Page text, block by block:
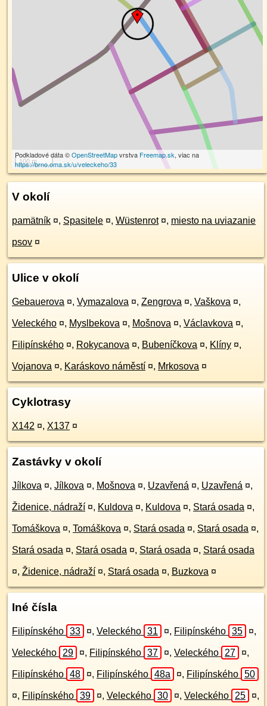
100 m
Podkladové dáta ©OpenStreetMapvrstva Freemap.sk, viac na
https://brno.oma.sk/u/veleckeho/33
V okolí
pamätník ¤, Spasitele ¤, Wüstenrot ¤, miesto na uviazanie
psov ¤
Ulice v okolí
Gebauerova ¤, Vymazalova ¤, Zengrova ¤, Vaškova ¤,
Veleckého ¤, Myslbekova ¤, Mošnova ¤, Václavkova ¤,
Filipínského ¤, Rokycanova ¤, Bubeníčkova ¤, Klíny ¤,
Vojanova ¤, Karáskovo náměstí ¤, Mrkosova ¤
Cyklotrasy
X142 ¤, X137 ¤
Zastávky v okolí
Jílkova ¤, Jílkova ¤, Mošnova ¤, Uzavřená ¤, Uzavřená ¤,
Židenice, nádraží ¤, Kuldova ¤, Kuldova ¤, Stará osada ¤,
Tomáškova ¤, Tomáškova ¤, Stará osada ¤, Stará osada ¤,
Stará osada ¤, Stará osada ¤, Stará osada ¤, Stará osada
¤, Židenice, nádraží ¤, Stará osada ¤, Buzkova ¤
Iné čísla
Filipínského 33 ¤, Veleckého 31 ¤, Filipínského 35 ¤,
Veleckého 29 ¤, Filipínského 37 ¤, Veleckého 27 ¤,
Filipínského 48 ¤, Filipínského 48a ¤, Filipínského 50
¤, Filipínského 39 ¤, Veleckého 30 ¤, Veleckého 25 ¤,